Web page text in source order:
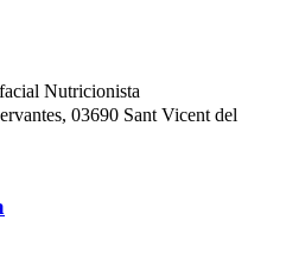
Nutricionista
03690 Sant Vicent del